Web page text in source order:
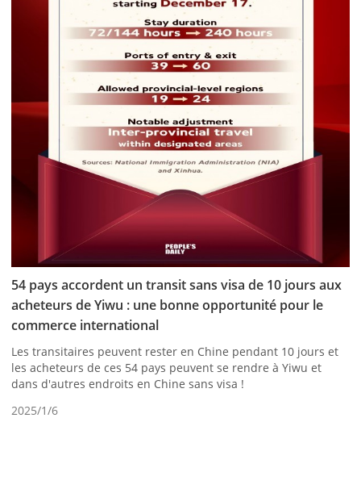
54 pays accordent un transit sans visa de 10 jours aux
acheteurs de Yiwu : une bonne opportunité pour le
commerce international
Les transitaires peuvent rester en Chine pendant 10 jours et
les acheteurs de ces 54 pays peuvent se rendre à Yiwu et
dans d'autres endroits en Chine sans visa !
2025/1/6